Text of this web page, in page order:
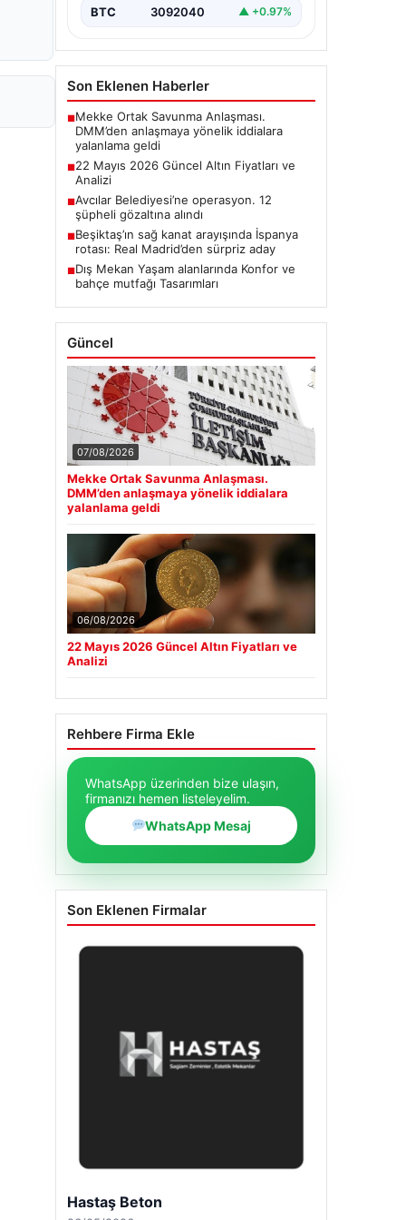
BTC 3092040 ▲ +0.97%
Son Eklenen Haberler
■Mekke Ortak Savunma Anlaşması.
DMM’den anlaşmaya yönelik iddialara
yalanlama geldi
■22 Mayıs 2026 Güncel Altın Fiyatları ve
Analizi
■Avcılar Belediyesi’ne operasyon. 12
şüpheli gözaltına alındı
■Beşiktaş’ın sağ kanat arayışında İspanya
rotası: Real Madrid’den sürpriz aday
■Dış Mekan Yaşam alanlarında Konfor ve
bahçe mutfağı Tasarımları
Güncel
07/08/2026
Mekke Ortak Savunma Anlaşması.
DMM’den anlaşmaya yönelik iddialara
yalanlama geldi
06/08/2026
22 Mayıs 2026 Güncel Altın Fiyatları ve
Analizi
Rehbere Firma Ekle
WhatsApp üzerinden bize ulaşın,
firmanızı hemen listeleyelim.
WhatsApp Mesaj
Son Eklenen Firmalar
Hastaş Beton